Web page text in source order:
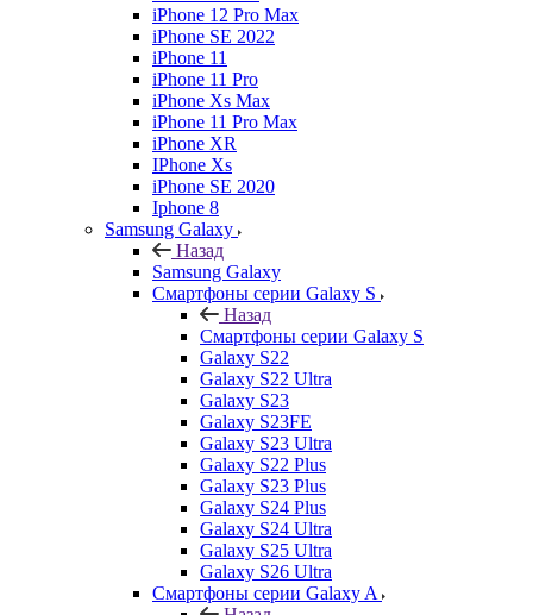
iPhone 12 Pro Max
iPhone SE 2022
iPhone 11
iPhone 11 Pro
iPhone Xs Max
iPhone 11 Pro Max
iPhone XR
IPhone Xs
iPhone SE 2020
Iphone 8
Samsung Galaxy
Назад
Samsung Galaxy
Смартфоны серии Galaxy S
Назад
Смартфоны серии Galaxy S
Galaxy S22
Galaxy S22 Ultra
Galaxy S23
Galaxy S23FE
Galaxy S23 Ultra
Galaxy S22 Plus
Galaxy S23 Plus
Galaxy S24 Plus
Galaxy S24 Ultra
Galaxy S25 Ultra
Galaxy S26 Ultra
Смартфоны серии Galaxy A